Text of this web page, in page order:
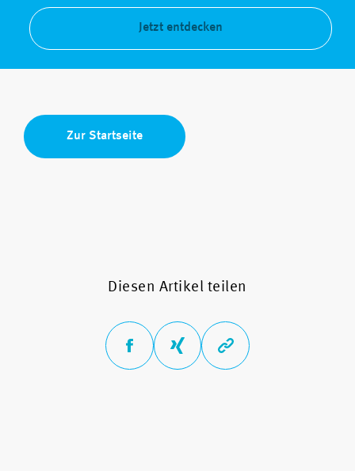
Jetzt entdecken
Zur Startseite
Diesen Artikel teilen